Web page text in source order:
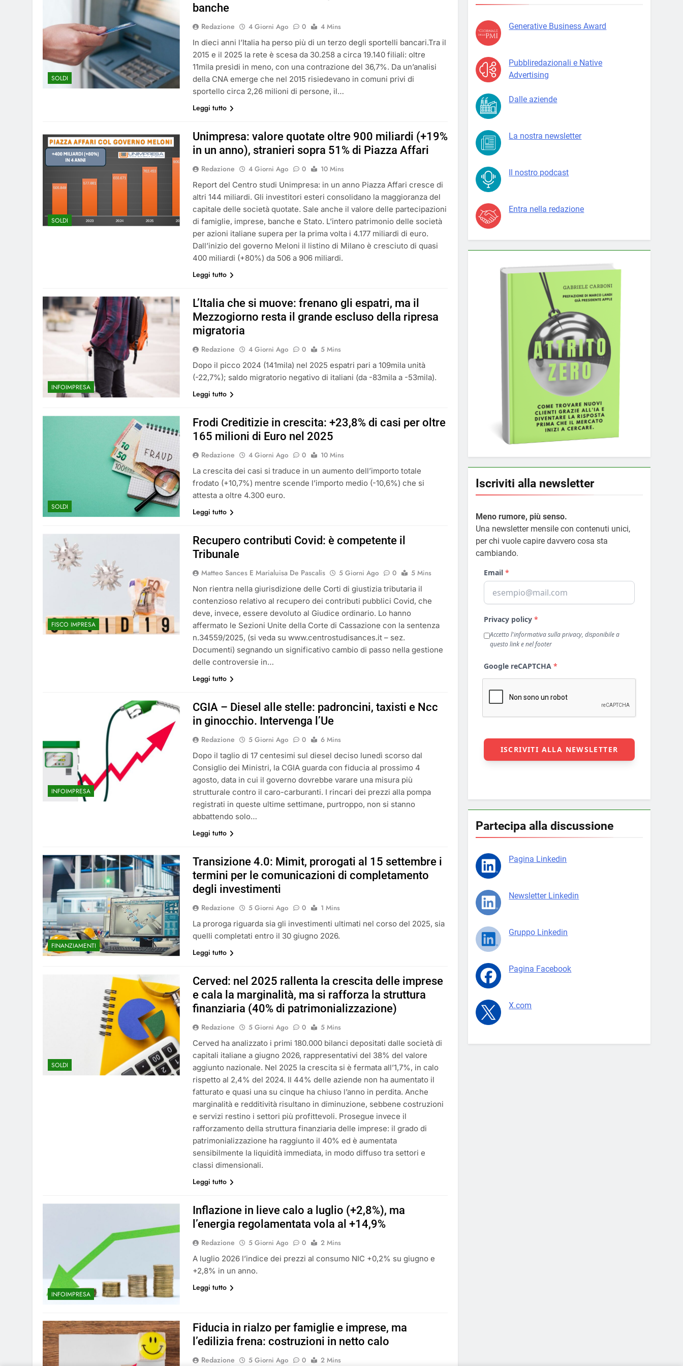
SOLDI
banche
Redazione 4 Giorni Ago 0
4 Mins
In dieci anni l’Italia ha perso più di un terzo degli sportelli bancari.Tra il
2015 e il 2025 la rete è scesa da 30.258 a circa 19.140 filiali: oltre
11mila presìdi in meno, con una contrazione del 36,7%. Da un’analisi
della CNA emerge che nel 2015 risiedevano in comuni privi di
sportello circa 2,26 milioni di persone, il…
Leggi tutto
SOLDI
Unimpresa: valore quotate oltre 900 miliardi (+19%
in un anno), stranieri sopra 51% di Piazza Affari
Redazione 4 Giorni Ago 0
10 Mins
Report del Centro studi Unimpresa: in un anno Piazza Affari cresce di
altri 144 miliardi. Gli investitori esteri consolidano la maggioranza del
capitale delle società quotate. Sale anche il valore delle partecipazioni
di famiglie, imprese, banche e Stato. L’intero patrimonio delle società
per azioni italiane supera per la prima volta i 4.177 miliardi di euro.
Dall’inizio del governo Meloni il listino di Milano è cresciuto di quasi
400 miliardi (+80%) da 506 a 906 miliardi.
Leggi tutto
INFOIMPRESA
L’Italia che si muove: frenano gli espatri, ma il
Mezzogiorno resta il grande escluso della ripresa
migratoria
Redazione 4 Giorni Ago 0
5 Mins
Dopo il picco 2024 (141mila) nel 2025 espatri pari a 109mila unità
(-22,7%); saldo migratorio negativo di italiani (da -83mila a -53mila).
Leggi tutto
SOLDI
Frodi Creditizie in crescita: +23,8% di casi per oltre
165 milioni di Euro nel 2025
Redazione 4 Giorni Ago 0
10 Mins
La crescita dei casi si traduce in un aumento dell’importo totale
frodato (+10,7%) mentre scende l’importo medio (-10,6%) che si
attesta a oltre 4.300 euro.
Leggi tutto
FISCO IMPRESA
Recupero contributi Covid: è competente il
Tribunale
Matteo Sances E Marialuisa De Pascalis 5 Giorni Ago 0
5 Mins
Non rientra nella giurisdizione delle Corti di giustizia tributaria il
contenzioso relativo al recupero dei contributi pubblici Covid, che
deve, invece, essere devoluto al Giudice ordinario. Lo hanno
affermato le Sezioni Unite della Corte di Cassazione con la sentenza
n.34559/2025, (si veda su www.centrostudisances.it – sez.
Documenti) segnando un significativo cambio di passo nella gestione
delle controversie in…
Leggi tutto
INFOIMPRESA
CGIA – Diesel alle stelle: padroncini, taxisti e Ncc
in ginocchio. Intervenga l’Ue
Redazione 5 Giorni Ago 0
6 Mins
Dopo il taglio di 17 centesimi sul diesel deciso lunedì scorso dal
Consiglio dei Ministri, la CGIA guarda con fiducia al prossimo 4
agosto, data in cui il governo dovrebbe varare una misura più
strutturale contro il caro-carburanti. I rincari dei prezzi alla pompa
registrati in queste ultime settimane, purtroppo, non si stanno
abbattendo solo…
Leggi tutto
FINANZIAMENTI
Transizione 4.0: Mimit, prorogati al 15 settembre i
termini per le comunicazioni di completamento
degli investimenti
Redazione 5 Giorni Ago 0
1 Mins
La proroga riguarda sia gli investimenti ultimati nel corso del 2025, sia
quelli completati entro il 30 giugno 2026.
Leggi tutto
SOLDI
Cerved: nel 2025 rallenta la crescita delle imprese
e cala la marginalità, ma si rafforza la struttura
finanziaria (40% di patrimonializzazione)
Redazione 5 Giorni Ago 0
5 Mins
Cerved ha analizzato i primi 180.000 bilanci depositati dalle società di
capitali italiane a giugno 2026, rappresentativi del 38% del valore
aggiunto nazionale. Nel 2025 la crescita si è fermata all’1,7%, in calo
rispetto al 2,4% del 2024. Il 44% delle aziende non ha aumentato il
fatturato e quasi una su cinque ha chiuso l’anno in perdita. Anche
marginalità e redditività risultano in diminuzione, sebbene costruzioni
e servizi restino i settori più profittevoli. Prosegue invece il
rafforzamento della struttura finanziaria delle imprese: il grado di
patrimonializzazione ha raggiunto il 40% ed è aumentata
sensibilmente la liquidità immediata, in modo diffuso tra settori e
classi dimensionali.
Leggi tutto
INFOIMPRESA
Inflazione in lieve calo a luglio (+2,8%), ma
l’energia regolamentata vola al +14,9%
Redazione 5 Giorni Ago 0
2 Mins
A luglio 2026 l’indice dei prezzi al consumo NIC +0,2% su giugno e
+2,8% in un anno.
Leggi tutto
Fiducia in rialzo per famiglie e imprese, ma
l’edilizia frena: costruzioni in netto calo
Redazione 5 Giorni Ago 0 2 Mins
Generative Business Award
Pubbliredazionali e Native
Advertising
Dalle aziende
La nostra newsletter
Il nostro podcast
Entra nella redazione
Iscriviti alla newsletter
Meno rumore, più senso.
Una newsletter mensile con contenuti unici,
per chi vuole capire davvero cosa sta
cambiando.
Partecipa alla discussione
Pagina Linkedin
Newsletter Linkedin
Gruppo Linkedin
Pagina Facebook
X.com